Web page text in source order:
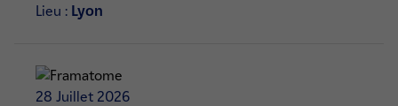
Lieu : Lyon
28 Juillet 2026